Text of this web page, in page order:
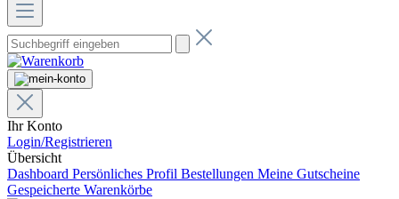
Ihr Konto
Login/Registrieren
Übersicht
Dashboard Persönliches Profil Bestellungen Meine Gutscheine
Gespeicherte Warenkörbe